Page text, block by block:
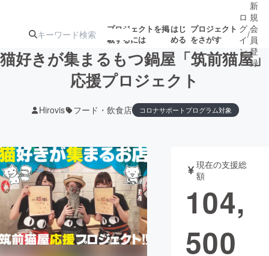
プロジェクトを掲
載するには
はじ
める
プロジェクト
をさがす
ジェクト
ターン
注目の新着プロ
ジェクト
募集終了が近いプ
ロジェクト
もうすぐ公開
されます
アート・写真 音楽
テクノロジー・ガジェット ゲーム・サ
映像・映画
ロ
グ
イ
ン
/
新
規
会
員
登
録
猫好きが集まるもつ鍋屋「筑前猫屋」
応援プロジェクト
Hirovis フード・飲食店 コロナサポートプログラム対象
現在の支援総
額
104,
500